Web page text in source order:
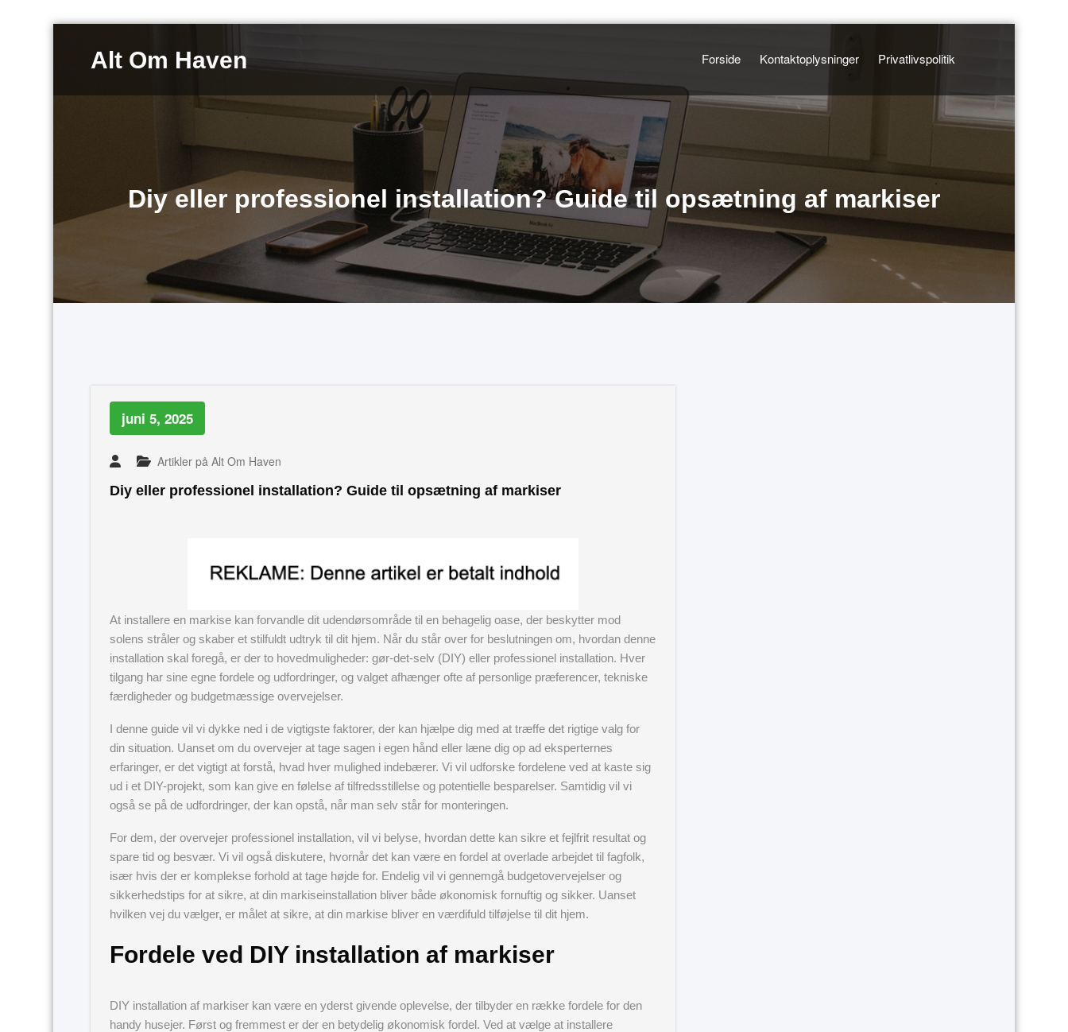
indholdAlt Om Haven Forside Kontaktoplysninger Privatlivspolitik
Diy eller professionel installation? Guide til opsætning af markiser
juni 5, 2025
Artikler på Alt Om Haven
Diy eller professionel installation? Guide til opsætning af markiser
At installere en markise kan forvandle dit udendørsområde til en behagelig oase, der beskytter mod
solens stråler og skaber et stilfuldt udtryk til dit hjem. Når du står over for beslutningen om, hvordan denne
installation skal foregå, er der to hovedmuligheder: gør-det-selv (DIY) eller professionel installation. Hver
tilgang har sine egne fordele og udfordringer, og valget afhænger ofte af personlige præferencer, tekniske
færdigheder og budgetmæssige overvejelser.
I denne guide vil vi dykke ned i de vigtigste faktorer, der kan hjælpe dig med at træffe det rigtige valg for
din situation. Uanset om du overvejer at tage sagen i egen hånd eller læne dig op ad eksperternes
erfaringer, er det vigtigt at forstå, hvad hver mulighed indebærer. Vi vil udforske fordelene ved at kaste sig
ud i et DIY-projekt, som kan give en følelse af tilfredsstillelse og potentielle besparelser. Samtidig vil vi
også se på de udfordringer, der kan opstå, når man selv står for monteringen.
For dem, der overvejer professionel installation, vil vi belyse, hvordan dette kan sikre et fejlfrit resultat og
spare tid og besvær. Vi vil også diskutere, hvornår det kan være en fordel at overlade arbejdet til fagfolk,
især hvis der er komplekse forhold at tage højde for. Endelig vil vi gennemgå budgetovervejelser og
sikkerhedstips for at sikre, at din markiseinstallation bliver både økonomisk fornuftig og sikker. Uanset
hvilken vej du vælger, er målet at sikre, at din markise bliver en værdifuld tilføjelse til dit hjem.
Fordele ved DIY installation af markiser
DIY installation af markiser kan være en yderst givende oplevelse, der tilbyder en række fordele for den
handy husejer. Først og fremmest er der en betydelig økonomisk fordel. Ved at vælge at installere